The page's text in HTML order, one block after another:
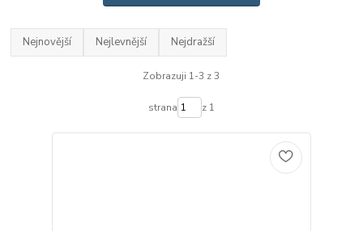
Nejnovější Nejlevnější Nejdražší
Zobrazuji 1-3 z 3
strana z 1